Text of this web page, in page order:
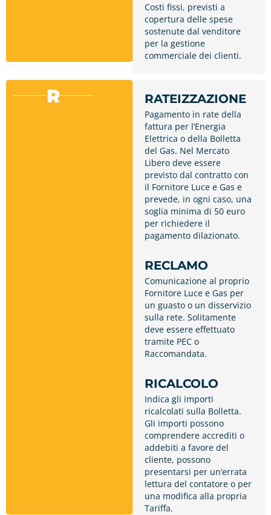
Costi fissi, previsti a
copertura delle spese
sostenute dal venditore
per la gestione
commerciale dei clienti.
R RATEIZZAZIONE
Pagamento in rate della
fattura per l’Energia
Elettrica o della Bolletta
del Gas. Nel Mercato
Libero deve essere
previsto dal contratto con
il Fornitore Luce e Gas e
prevede, in ogni caso, una
soglia minima di 50 euro
per richiedere il
pagamento dilazionato.
RECLAMO
Comunicazione al proprio
Fornitore Luce e Gas per
un guasto o un disservizio
sulla rete. Solitamente
deve essere effettuato
tramite PEC o
Raccomandata.
RICALCOLO
Indica gli importi
ricalcolati sulla Bolletta.
Gli importi possono
comprendere accrediti o
addebiti a favore del
cliente, possono
presentarsi per un’errata
lettura del contatore o per
una modifica alla propria
Tariffa.